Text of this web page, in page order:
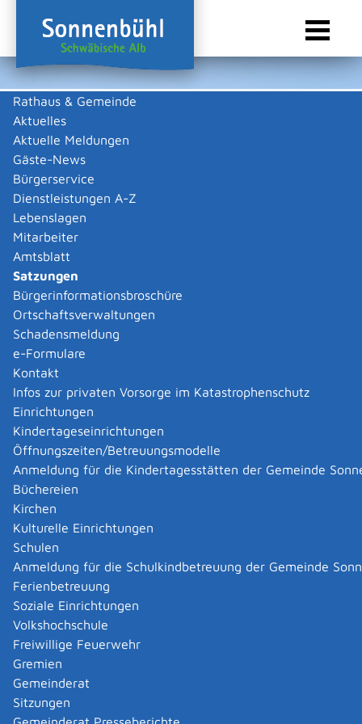
Rathaus & Gemeinde
Aktuelles
Aktuelle Meldungen
Gäste-News
Bürgerservice
Dienstleistungen A-Z
Lebenslagen
Mitarbeiter
Amtsblatt
Satzungen
Bürgerinformationsbroschüre
Ortschaftsverwaltungen
Schadensmeldung
e-Formulare
Kontakt
Infos zur privaten Vorsorge im Katastrophenschutz
Einrichtungen
Kindertageseinrichtungen
Öffnungszeiten/Betreuungsmodelle
Anmeldung für die Kindertagesstätten der Gemeinde
Büchereien
Kirchen
Kulturelle Einrichtungen
Schulen
Anmeldung für die Schulkindbetreuung der Gemeinde
Ferienbetreuung
Soziale Einrichtungen
Volkshochschule
Freiwillige Feuerwehr
Gremien
Gemeinderat
Sitzungen
Sie sind hier:
Suche
Erweiterte Suche
Beschränken auf Bereich
Auswahl aufheben
Ausschlussbegriffe
Dateityp
||